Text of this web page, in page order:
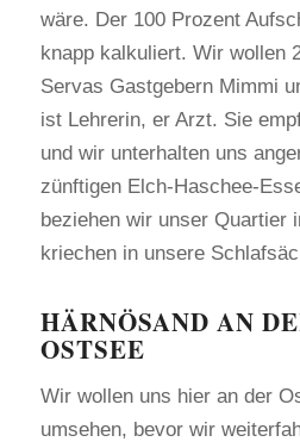
wäre. Der 100 Prozent
knapp kalkuliert. Wir wollen
Servas Gastgebern Mimmi
ist Lehrerin, er Arzt. Sie
und wir unterhalten uns
zünftigen Elch-Haschee-
beziehen wir unser Quartier
kriechen in unsere
​HÄRNÖSAND AN
OSTSEE
Wir wollen uns hier an der
umsehen, bevor wir